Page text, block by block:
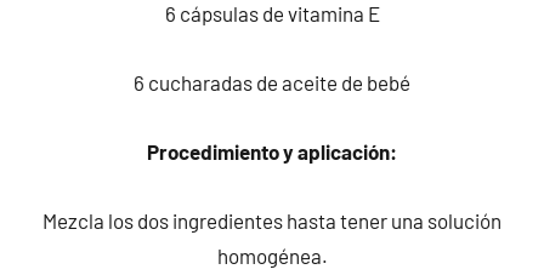
6 cápsulas de vitamina E
6 cucharadas de aceite de bebé
Procedimiento y aplicación:
Mezcla los dos ingredientes hasta tener una solución
homogénea.